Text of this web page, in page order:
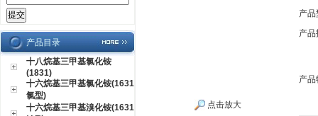
产品目录
十八烷基三甲基氯化铵
(1831)
十六烷基三甲基氯化铵(1631
氯型)
十六烷基三甲基溴化铵(1631
点击放大
产品
产品
产品